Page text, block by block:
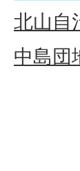
北山自
中島団